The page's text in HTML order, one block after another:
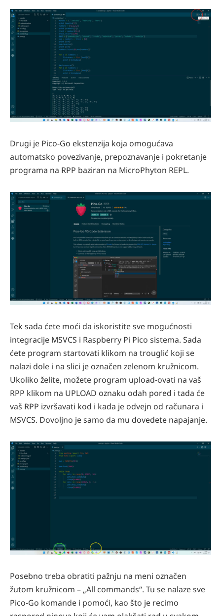
Drugi je Pico-Go ekstenzija koja omogućava
automatsko povezivanje, prepoznavanje i pokretanje
programa na RPP baziran na MicroPhyton REPL.
Tek sada ćete moći da iskoristite sve mogućnosti
integracije MSVCS i Raspberry Pi Pico sistema. Sada
ćete program startovati klikom na trouglić koji se
nalazi dole i na slici je označen zelenom kružnicom.
Ukoliko želite, možete program upload-ovati na vaš
RPP klikom na UPLOAD oznaku odah pored i tada će
vaš RPP izvršavati kod i kada je odvejn od računara i
MSVCS. Dovoljno je samo da mu dovedete napajanje.
Posebno treba obratiti pažnju na meni označen
žutom kružnicom – „All commands“. Tu se nalaze sve
Pico-Go komande i pomoći, kao što je recimo